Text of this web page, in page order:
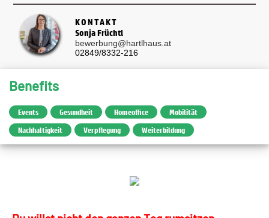
KONTAKT
Sonja Früchtl
bewerbung@hartlhaus.at
02849/8332-216
Benefits
Events Gesundheit Homeoffice
Mobilität
Nachhaltigkeit
Verpflegung Weiterbildung